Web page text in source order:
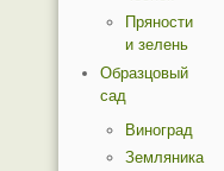
Пряности
и зелень
Образцовый
сад
Виноград
Земляника